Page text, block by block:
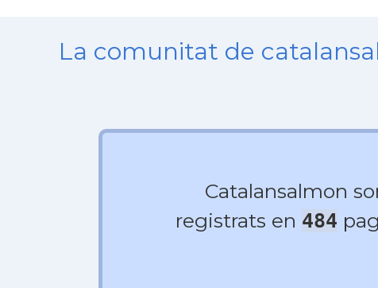
La comunitat de
Catalansalmon
registrats en 484